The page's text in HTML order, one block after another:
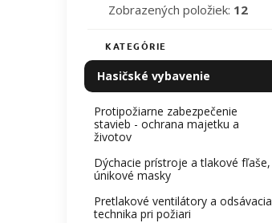
Zobrazených položiek: 12
Preskočiť
kategórie
KATEGÓRIE
Hasičské vybavenie
Protipožiarne zabezpečenie
stavieb - ochrana majetku a
životov
Dýchacie prístroje a tlakové fľaše,
únikové masky
Pretlakové ventilátory a odsávacia
technika pri požiari